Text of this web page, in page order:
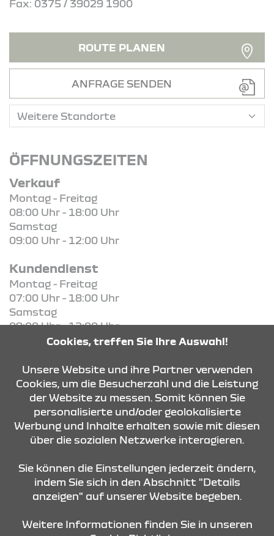
Fax: 0375 / 39029 1900
ROUTE PLANEN
ANFRAGE SENDEN
ÖFFNUNGSZEITEN
Verkauf
Montag - Freitag
08:00 Uhr - 18:00 Uhr
Samstag
09:00 Uhr - 12:00 Uhr
Kundendienst
Montag - Freitag
07:00 Uhr - 18:00 Uhr
Samstag
09:00 Uhr - 12:00 Uhr
KONTAKT & ANFAHRT
ÖFFNUNGSZEITEN
STANDORTE
Cookies, treffen Sie Ihre Auswahl!
Unsere Website und ihre Partner verwenden
Cookies, um die Besucherzahl und die Leistung
der Website zu messen. Somit können Sie
personalisierte und/oder geolokalisierte
Werbung und Inhalte erhalten sowie mit diesen
über die sozialen Netzwerke interagieren.
Sie können die Einstellungen jederzeit ändern,
indem Sie sich in den Abschnitt "Details
anzeigen" auf unserer Website begeben.
Weitere Informationen finden Sie in unseren